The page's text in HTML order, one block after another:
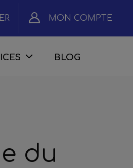
MON COMPTE
BLOG
du